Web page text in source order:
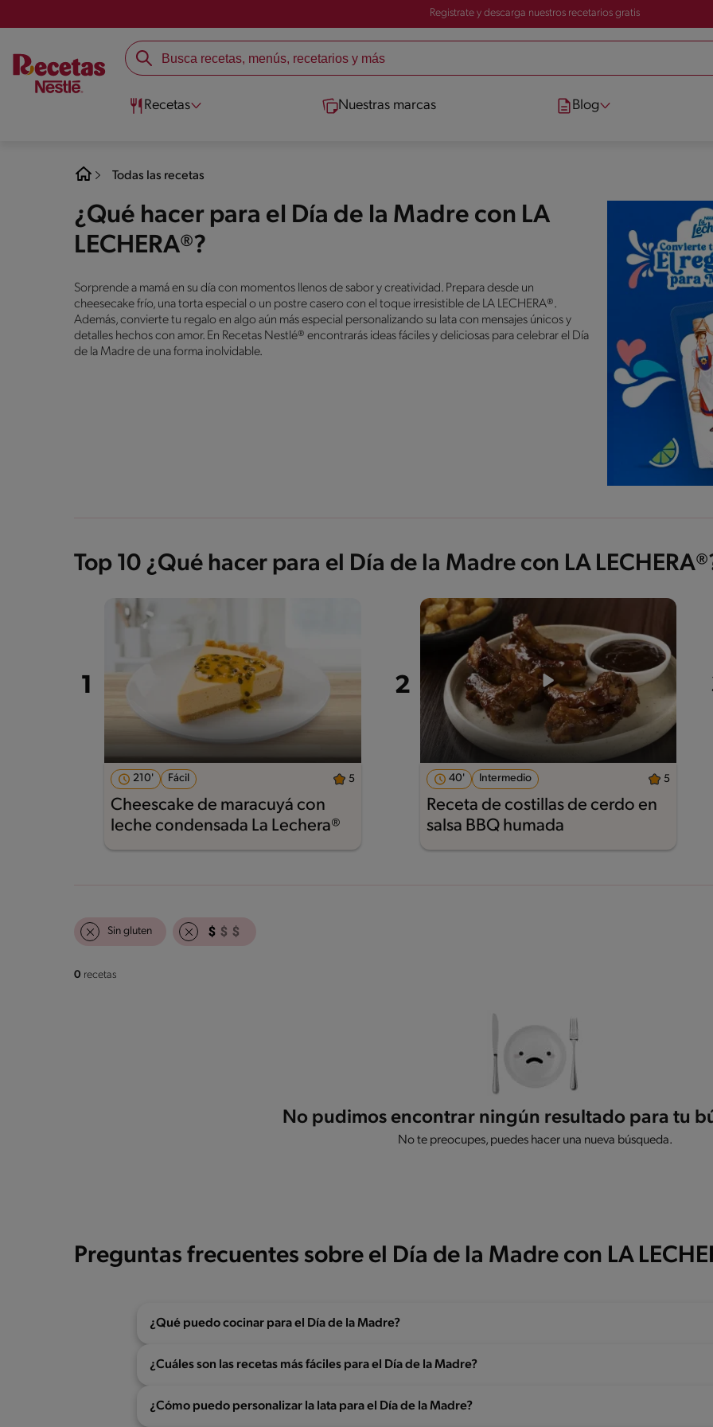
Registrate y descarga nuestros recetarios gratis
Recetas Nuestras marcas Blog
Todas las recetas
¿Qué hacer para el Día de la Madre con LA
LECHERA®?
Sorprende a mamá en su día con momentos llenos de sabor y creatividad. Prepara desde un
cheesecake frío, una torta especial o un postre casero con el toque irresistible de LA LECHERA®.
Además, convierte tu regalo en algo aún más especial personalizando su lata con mensajes únicos y
detalles hechos con amor. En Recetas Nestlé® encontrarás ideas fáciles y deliciosas para celebrar el Día
de la Madre de una forma inolvidable.
Top 10 ¿Qué hacer para el Día de la Madre con LA
210' Fácil 5
Cheescake de maracuyá con
leche condensada La Lechera®
40' Intermedio 5
Receta de costillas de cerdo en
salsa BBQ humada
Sin gluten
0 recetas
No pudimos encontrar ningún resultado para tu
No te preocupes, puedes hacer una nueva búsqueda.
Preguntas frecuentes sobre el Día de la Madre con LA
¿Qué puedo cocinar para el Día de la Madre?
¿Cuáles son las recetas más fáciles para el Día de la Madre?
¿Cómo puedo personalizar la lata para el Día de la Madre?